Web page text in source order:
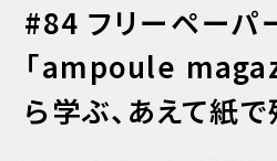
マガジン
新刊ができるまで
#84 フリーペーパ
「ampoule
ら学ぶ、あえて紙